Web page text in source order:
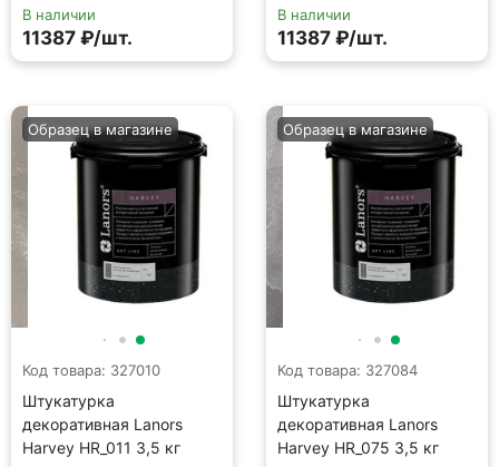
В наличии
11387 ₽/шт.
В наличии
11387 ₽/шт.
Код товара: 327010
Штукатурка
декоративная Lanors
Harvey HR_011 3,5 кг
Образец в магазине
Код товара: 327084
Штукатурка
декоративная Lanors
Harvey HR_075 3,5 кг
Образец в магазине